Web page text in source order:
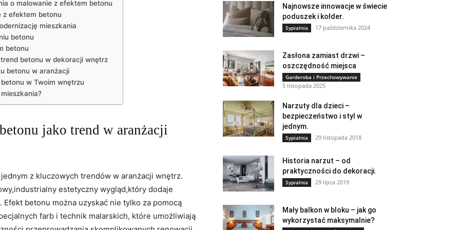
o malowanie z efektem betonu
z efektem betonu
mieszkania
betonu
betonu
betonu w dekoracji wnętrz
betonu w aranżacji
w Twoim wnętrzu
jako trend w aranżacji
z kluczowych trendów w aranżacji wnętrz.
estetyczny wygląd,który dodaje
betonu można uzyskać nie tylko za pomocą
farb i technik malarskich, które umożliwiają
Najnowsze innowacje w świecie
poduszek i kołder.
Sypialnia 17 października 2024
Zasłona zamiast drzwi –
oszczędność miejsca
Garderoba i Przechowywanie
5 listopada 2025
Narzuty dla dzieci –
bezpieczeństwo i styl w
jednym.
Sypialnia 29 listopada 2018
Historia narzut – od
praktyczności do dekoracji.
Sypialnia 29 lipca 2019
Mały balkon w bloku – jak go
wykorzystać maksymalnie?